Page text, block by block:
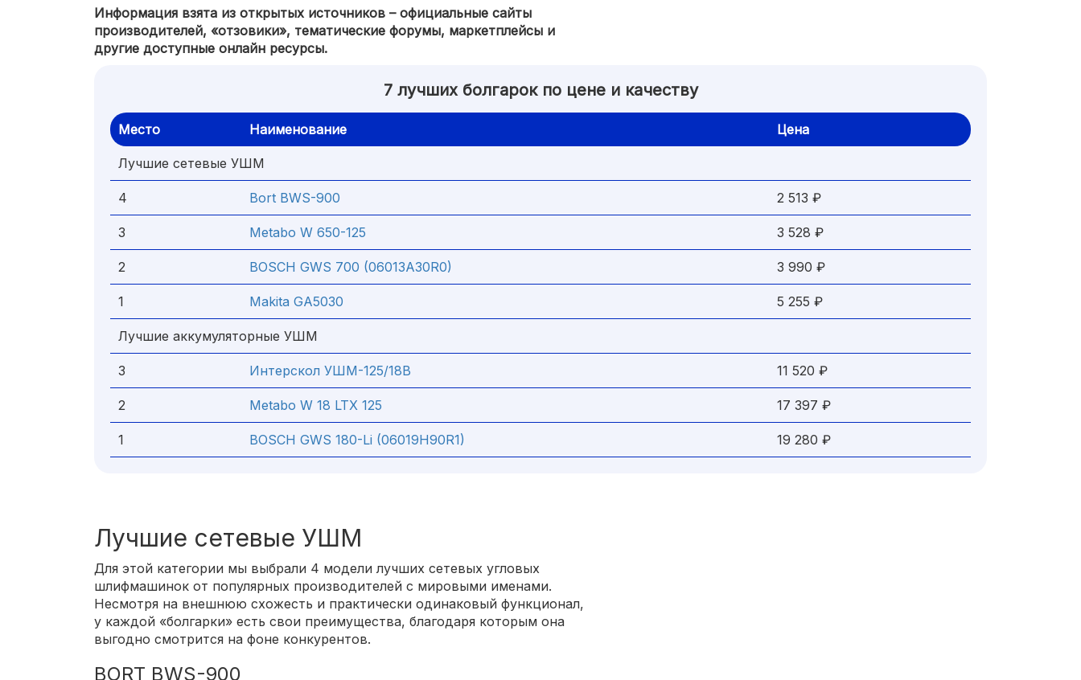
Информация взята из открытых источников – официальные сайты
производителей, «отзовики», тематические форумы, маркетплейсы и
другие доступные онлайн ресурсы.
7 лучших болгарок по цене и качеству
Место Наименование Цена
Лучшие сетевые УШМ
4 Bort BWS-900 2 513 ₽
3 Metabo W 650-125 3 528 ₽
2 BOSCH GWS 700 (06013A30R0) 3 990 ₽
1 Makita GA5030 5 255 ₽
Лучшие аккумуляторные УШМ
3 Интерскол УШМ-125/18В 11 520 ₽
2 Metabo W 18 LTX 125 17 397 ₽
1 BOSCH GWS 180-Li (06019H90R1) 19 280 ₽
Лучшие сетевые УШМ
Для этой категории мы выбрали 4 модели лучших сетевых угловых
шлифмашинок от популярных производителей с мировыми именами.
Несмотря на внешнюю схожесть и практически одинаковый функционал,
у каждой «болгарки» есть свои преимущества, благодаря которым она
выгодно смотрится на фоне конкурентов.
BORT BWS-900